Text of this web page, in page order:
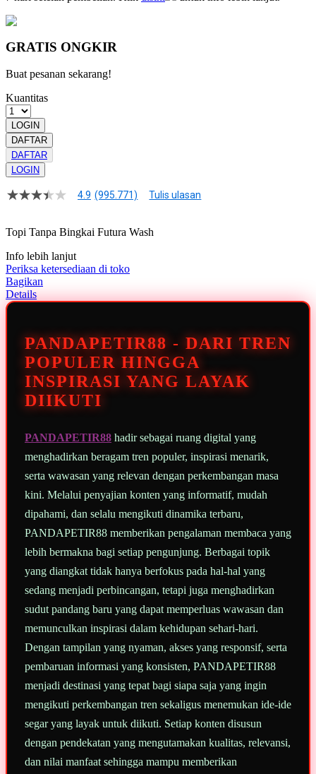
GRATIS ONGKIR
Buat pesanan sekarang!
Kuantitas
LOGIN
DAFTAR
DAFTAR
LOGIN
4.9
bintang,
rating
rata-
rata.
Read
13
halaman
yang
sama.
4.9 (995.771) Tulis ulasan
Topi Tanpa Bingkai Futura Wash
Info lebih lanjut
Periksa ketersediaan di toko
Bagikan
Details
PANDAPETIR88 - DARI TREN
POPULER HINGGA
INSPIRASI YANG LAYAK
DIIKUTI
PANDAPETIR88 hadir sebagai ruang digital yang
menghadirkan beragam tren populer, inspirasi menarik,
serta wawasan yang relevan dengan perkembangan masa
kini. Melalui penyajian konten yang informatif, mudah
dipahami, dan selalu mengikuti dinamika terbaru,
PANDAPETIR88 memberikan pengalaman membaca yang
lebih bermakna bagi setiap pengunjung. Berbagai topik
yang diangkat tidak hanya berfokus pada hal-hal yang
sedang menjadi perbincangan, tetapi juga menghadirkan
sudut pandang baru yang dapat memperluas wawasan dan
memunculkan inspirasi dalam kehidupan sehari-hari.
Dengan tampilan yang nyaman, akses yang responsif, serta
pembaruan informasi yang konsisten, PANDAPETIR88
menjadi destinasi yang tepat bagi siapa saja yang ingin
mengikuti perkembangan tren sekaligus menemukan ide-ide
segar yang layak untuk diikuti. Setiap konten disusun
dengan pendekatan yang mengutamakan kualitas, relevansi,
dan nilai manfaat sehingga mampu memberikan